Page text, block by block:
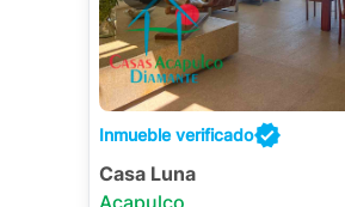
Inmueble verificado
Casa Luna
Acapulco